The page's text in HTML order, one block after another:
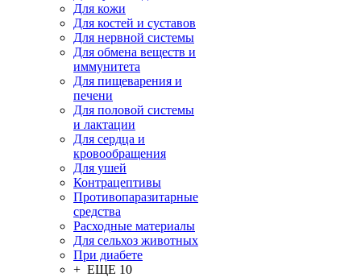
Для кожи
Для костей и суставов
Для нервной системы
Для обмена веществ и
иммунитета
Для пищеварения и
печени
Для половой системы
и лактации
Для сердца и
кровообращения
Для ушей
Контрацептивы
Противопаразитарные
средства
Расходные материалы
Для сельхоз животных
При диабете
+ ЕЩЕ 10